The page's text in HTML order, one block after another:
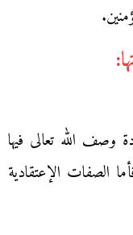
وصف الله تعالى فيها
الصفات الإعتقادية